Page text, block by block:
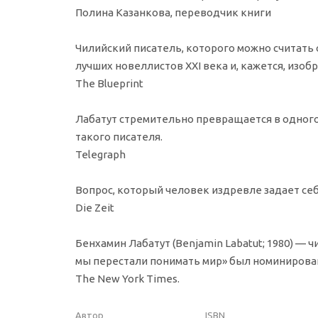
Полина Казанкова, переводчик книги
Чилийский писатель, которого можно
лучших новеллистов XXI века и, кажется,
The Blueprint
Лабатут стремительно превращается в
такого писателя.
Telegraph
Вопрос, который человек издревле задает
Die Zeit
Бенхамин Лабатут (Benjamin Labatut; 1980) —
мы перестали понимать мир» был
The New York Times.
Автор ISBN